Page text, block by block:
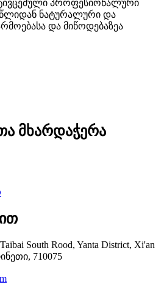
პროფესიონალური
ნატურალური და
და მიწოდებაზეა
მხარდაჭერა
South Rood, Yanta District, Xi'an
710075